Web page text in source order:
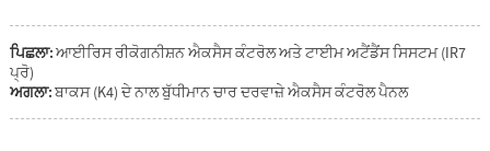
ਪਿਛਲਾ:ਆਈਰਿਸ ਰੀਕੋਗਨੀਸ਼ਨ ਐਕਸੈਸ ਕੰਟਰੋਲ ਅਤੇ ਟਾਈਮ ਅਟੈਂਡੈਂਸ ਸਿਸਟਮ (IR7
ਪ੍ਰੋ)
ਅਗਲਾ:ਬਾਕਸ (K4) ਦੇ ਨਾਲ ਬੁੱਧੀਮਾਨ ਚਾਰ ਦਰਵਾਜ਼ੇ ਐਕਸੈਸ ਕੰਟਰੋਲ ਪੈਨਲ